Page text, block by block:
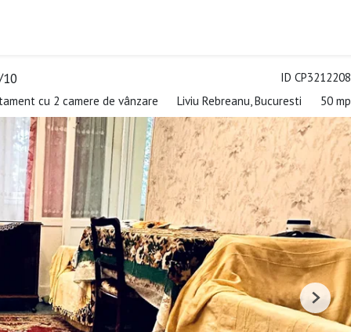
ID CP3212208
cu 2 camere de vânzare Liviu Rebreanu, Bucuresti 50 mp
Next